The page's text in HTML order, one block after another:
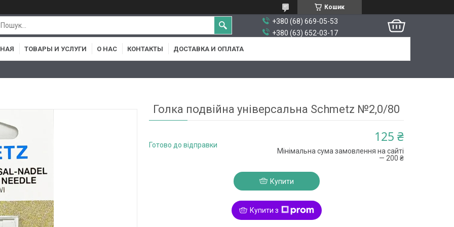
Кошик
+380 (68) 669-05-53
+380 (63) 652-03-17
ТОВАРЫ И УСЛУГИ О НАС КОНТАКТЫ ДОСТАВКА И ОПЛАТА
Голка подвійна універсальна Schmetz №2,0/80
Готово до відправки
125 ₴
Мінімальна сума замовлення на сайті
— 200 ₴
Купити
Купити з